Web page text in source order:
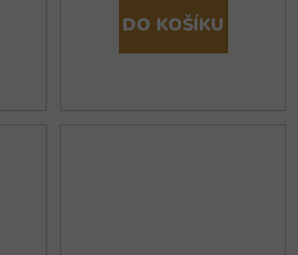
DO KOŠÍKU